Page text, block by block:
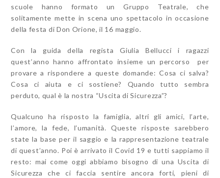
scuole hanno formato un Gruppo Teatrale, che
solitamente mette in scena uno spettacolo in occasione
della festa di Don Orione, il 16 maggio.
Con la guida della regista Giulia Bellucci i ragazzi
quest’anno hanno affrontato insieme un percorso per
provare a rispondere a queste domande: Cosa ci salva?
Cosa ci aiuta e ci sostiene? Quando tutto sembra
perduto, qual è la nostra “Uscita di Sicurezza”?
Qualcuno ha risposto la famiglia, altri gli amici, l’arte,
l’amore, la fede, l’umanità. Queste risposte sarebbero
state la base per il saggio e la rappresentazione teatrale
di quest’anno. Poi è arrivato il Covid 19 e tutti sappiamo il
resto: mai come oggi abbiamo bisogno di una Uscita di
Sicurezza che ci faccia sentire ancora forti, pieni di